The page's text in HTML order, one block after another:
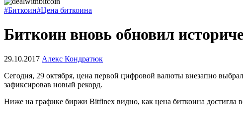
#Биткоин#Цена биткоина
Биткоин вновь обновил
29.10.2017 Алекс Кондратюк
Сегодня, 29 октября, цена первой цифровой валюты внезапно
зафиксировав новый рекорд.
Ниже на графике биржи Bitfinex видно, как цена биткоина достигла